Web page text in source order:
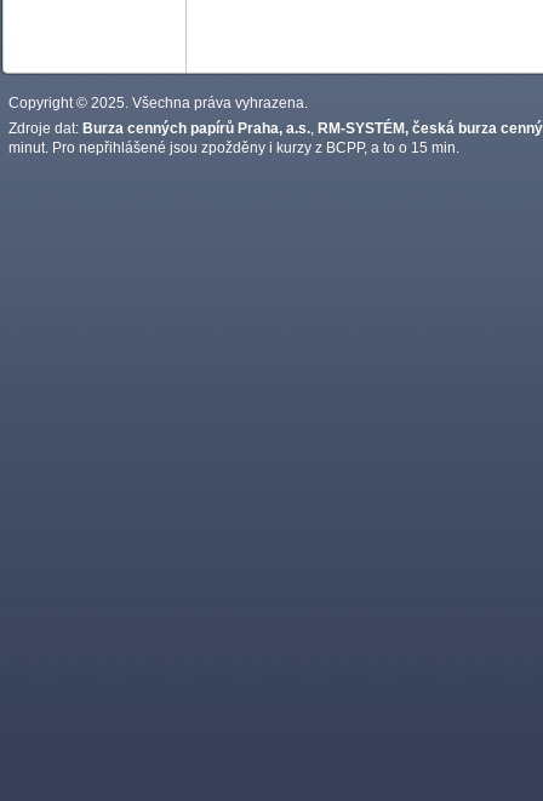
Copyright © 2025. Všechna práva vyhrazena.
Zdroje dat: Burza cenných papírů Praha, a.s. RM-SYSTÉM, česká burza
minut. Pro nepřihlášené jsou zpožděny i kurzy z BCPP, a to o 15 min.